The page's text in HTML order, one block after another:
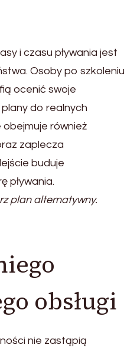
i czasu pływania jest
Osoby po szkoleniu
ocenić swoje
do realnych
również
zaplecza
buduje
pływania.
plan alternatywny.
obsługi
nie zastąpią